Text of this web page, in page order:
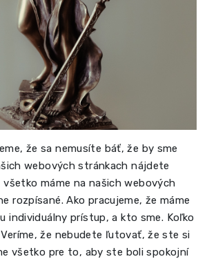
že sa nemusíte báť, že by sme
webových stránkach nájdete
máme na našich webových
rozpísané. Ako pracujeme, že máme
individuálny prístup, a kto sme. Koľko
že nebudete ľutovať, že ste si
všetko pre to, aby ste boli spokojní